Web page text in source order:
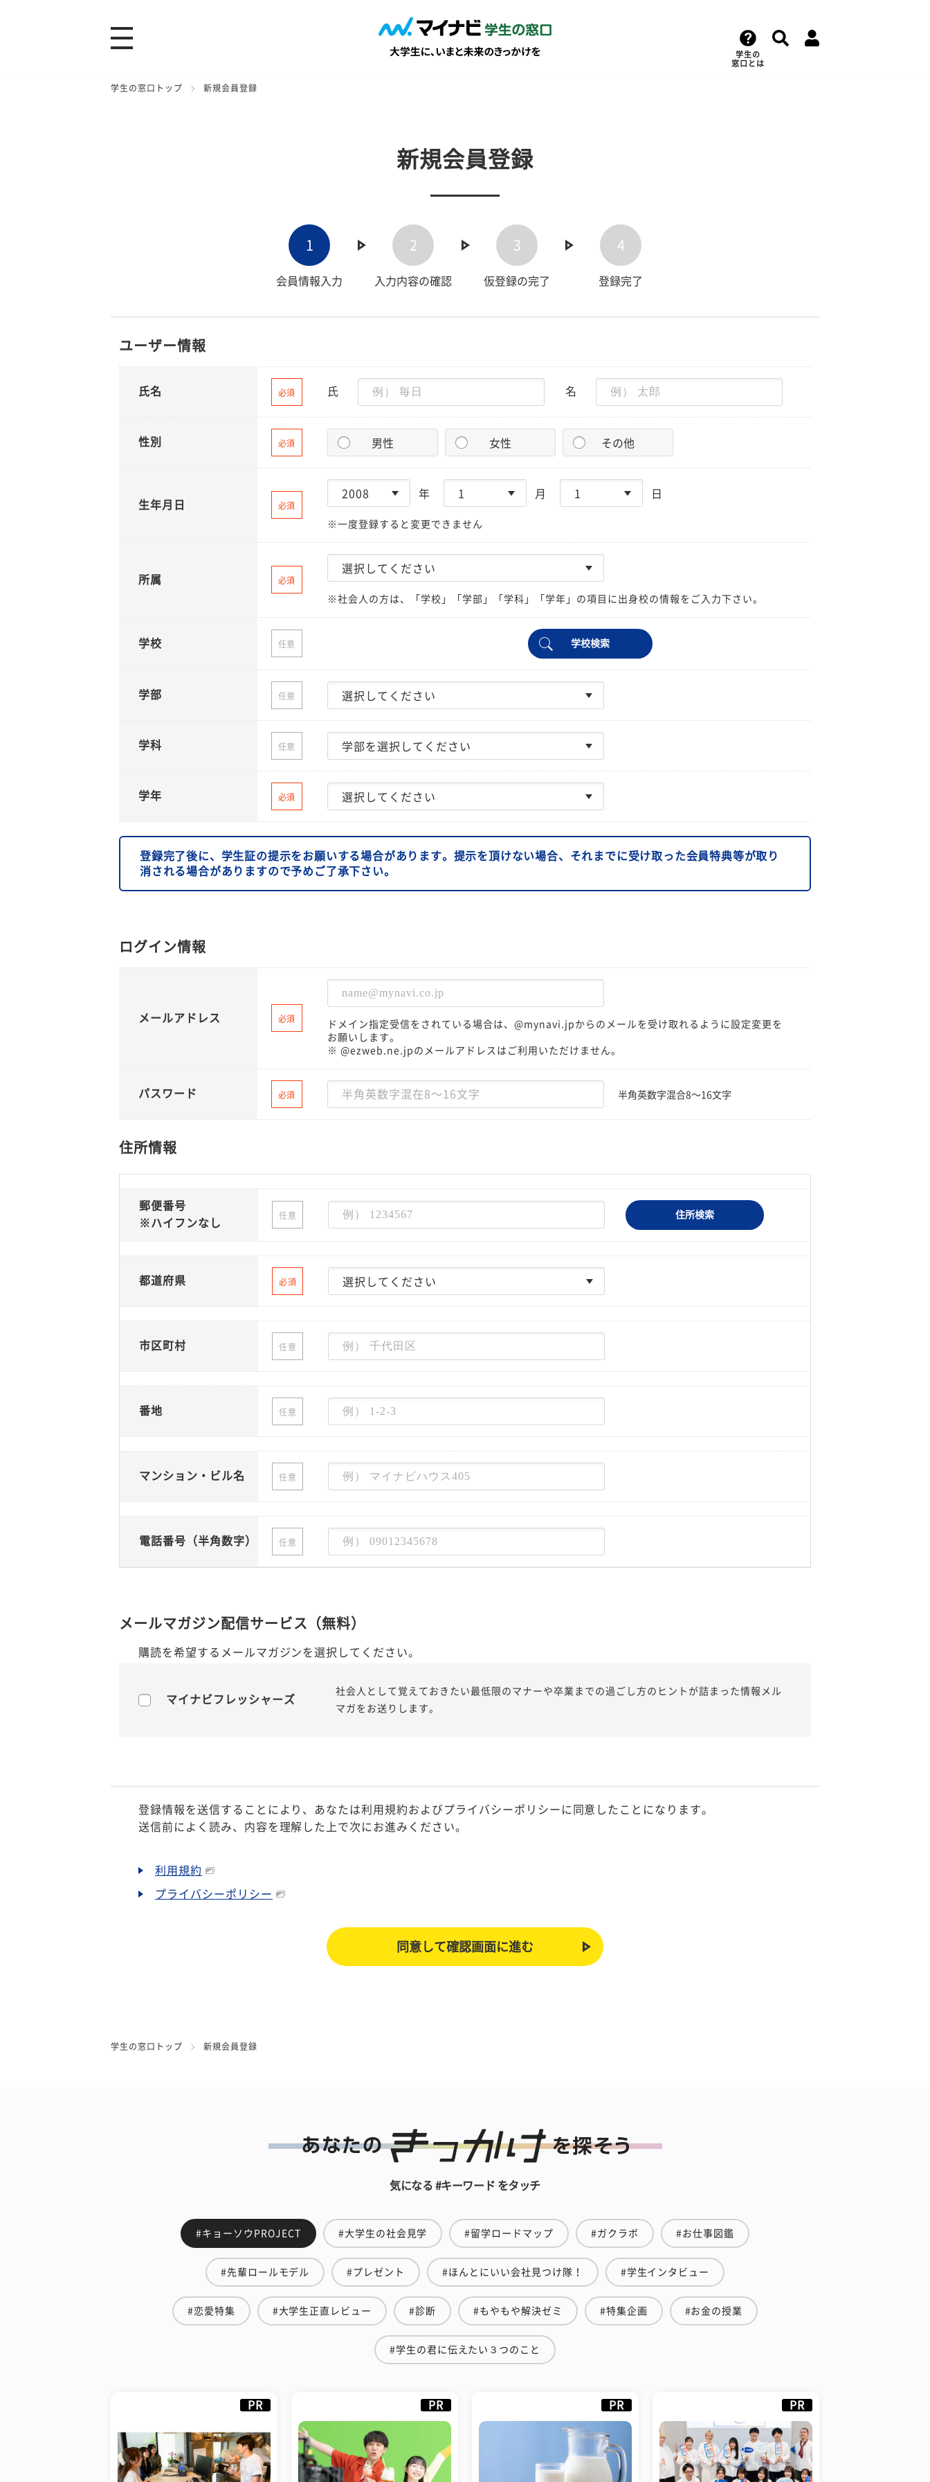
学生の
窓口とは
学生の窓口トップ 新規会員登録
新規会員登録
1
会員情報入力
2
入力内容の確認
3
仮登録の完了
4
登録完了
ユーザー情報
氏名 必須 氏 名
性別 必須 男性 女性 その他
生年月日 必須
年 月 日
※一度登録すると変更できません
所属 必須
※社会人の方は、「学校」「学部」「学科」「学年」の項目に出身校の情報をご入力下さい。
学校 任意 学校検索
学部 任意
学科 任意
学年 必須
登録完了後に、学生証の提示をお願いする場合があります。提示を頂けない場合、それまでに受け取った会員特典等が取り
消される場合がありますので予めご了承下さい。
ログイン情報
メールアドレス 必須
ドメイン指定受信をされている場合は、@mynavi.jpからのメールを受け取れるように設定変更を
お願いします。
※ @ezweb.ne.jpのメールアドレスはご利用いただけません。
パスワード 必須 半角英数字混合8〜16文字
住所情報
郵便番号
※ハイフンなし
任意 住所検索
都道府県 必須
市区町村 任意
番地 任意
マンション・ビル名 任意
電話番号（半角数字） 任意
メールマガジン配信サービス（無料）
購読を希望するメールマガジンを選択してください。
マイナビフレッシャーズ
社会人として覚えておきたい最低限のマナーや卒業までの過ごし方のヒントが詰まった情報メル
マガをお送りします。
登録情報を送信することにより、あなたは利用規約およびプライバシーポリシーに同意したことになります。
送信前によく読み、内容を理解した上で次にお進みください。
利用規約
プライバシーポリシー
学生の窓口トップ 新規会員登録
気になる #キーワード をタッチ
#キョーソウPROJECT #大学生の社会見学 #留学ロードマップ #ガクラボ #お仕事図鑑
#先輩ロールモデル #プレゼント #ほんとにいい会社見つけ隊！ #学生インタビュー
#恋愛特集 #大学生正直レビュー #診断 #もやもや解決ゼミ #特集企画 #お金の授業
#学生の君に伝えたい３つのこと
PR PR PR PR